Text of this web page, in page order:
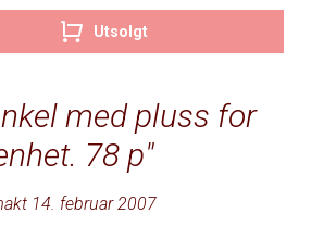
med pluss for
78 p
14. februar 2007
Utsolgt